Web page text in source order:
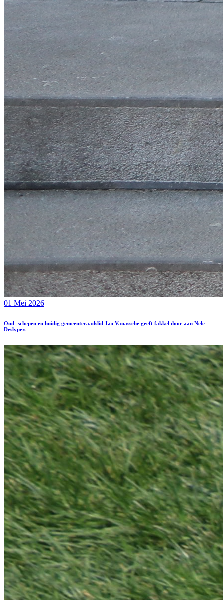
01 Mei 2026
Oud- schepen en huidig gemeenteraadslid Jan Vanassche geeft fakkel door aan Nele
Deslyper.